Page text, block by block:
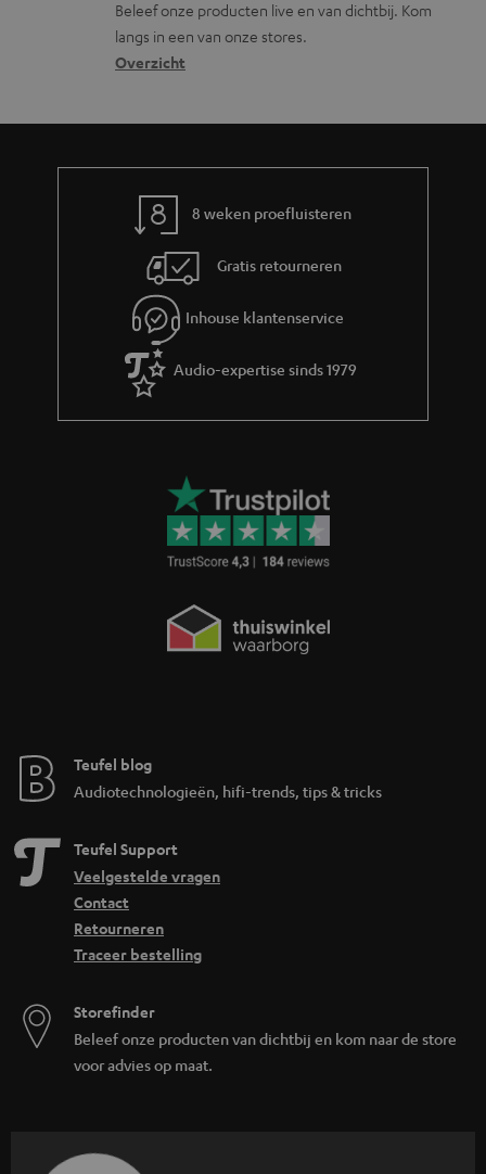
n
m
a
s
a
r
t
i
n
r
Beleef onze producten live en van dichtbij. Kom
langs in een van onze stores.
Overzicht
8 weken proefluisteren
Gratis retourneren
Inhouse klantenservice
Audio-expertise sinds 1979
Teufel blog
Audiotechnologieën, hifi-trends, tips & tricks
Teufel Support
Veelgestelde vragen
Contact
Retourneren
Traceer bestelling
Storefinder
Beleef onze producten van dichtbij en kom naar de store
voor advies op maat.